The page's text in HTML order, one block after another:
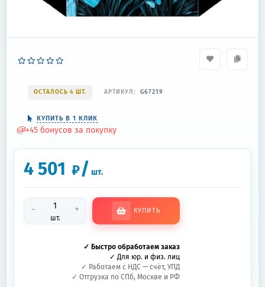
ОСТАЛОСЬ 4 ШТ. АРТИКУЛ: G67219
КУПИТЬ В 1 КЛИК
+45 бонусов за покупку
4 501 ₽/ шт.
-
шт.
+ КУПИТЬ
✓ Быстро обработаем заказ
✓ Для юр. и физ. лиц
✓ Работаем с НДС — счёт, УПД
✓ Отгрузка по СПб, Москве и РФ